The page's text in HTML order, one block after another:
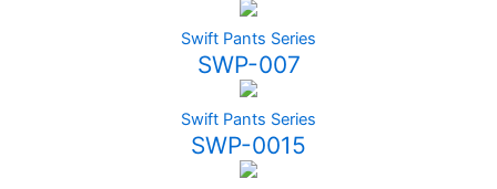
Swift Pants Series
SWP-007
Swift Pants Series
SWP-0015